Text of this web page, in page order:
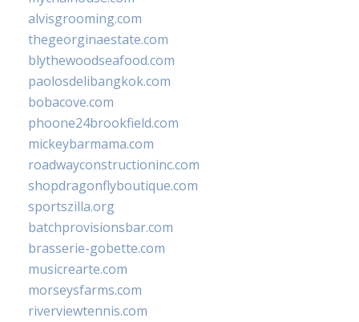
alvisgrooming.com
thegeorginaestate.com
blythewoodseafood.com
paolosdelibangkok.com
bobacove.com
phoone24brookfield.com
mickeybarmama.com
roadwayconstructioninc.com
shopdragonflyboutique.com
sportszilla.org
batchprovisionsbar.com
brasserie-gobette.com
musicrearte.com
morseysfarms.com
riverviewtennis.com